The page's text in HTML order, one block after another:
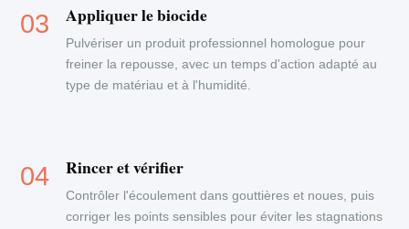
Appliquer le biocide
Pulvériser un produit professionnel homologue pour
freiner la repousse, avec un temps d'action adapté au
type de matériau et à l'humidité.
Rincer et vérifier
Contrôler l'écoulement dans gouttières et noues, puis
corriger les points sensibles pour éviter les stagnations